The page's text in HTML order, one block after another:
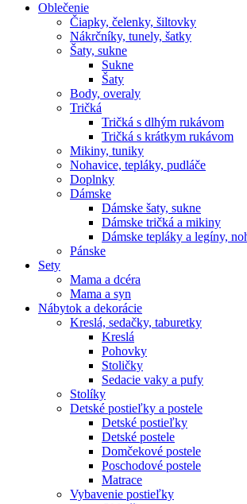
Oblečenie
Čiapky, čelenky, šiltovky
Nákrčníky, tunely, šatky
Šaty, sukne
Sukne
Šaty
Body, overaly
Tričká
Tričká s dlhým rukávom
Tričká s krátkym rukávom
Mikiny, tuniky
Nohavice, tepláky, pudláče
Doplnky
Dámske
Dámske šaty, sukne
Dámske tričká a mikiny
Dámske tepláky a legíny,
Pánske
Sety
Mama a dcéra
Mama a syn
Nábytok a dekorácie
Kreslá, sedačky, taburetky
Kreslá
Pohovky
Stoličky
Sedacie vaky a pufy
Stolíky
Detské postieľky a postele
Detské postieľky
Detské postele
Domčekové postele
Poschodové postele
Matrace
Vybavenie postieľky